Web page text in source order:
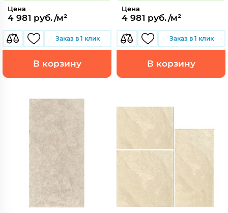
Цена
4 981 руб./м²
Заказ в 1 клик
В корзину
Цена
4 981 руб./м²
Заказ в 1 клик
В корзину